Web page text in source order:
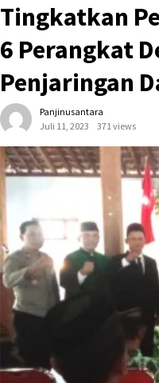
Tingkatkan
6 Perangkat
Penjaringan
Panjinusantara
Juli 11, 2023
371 views